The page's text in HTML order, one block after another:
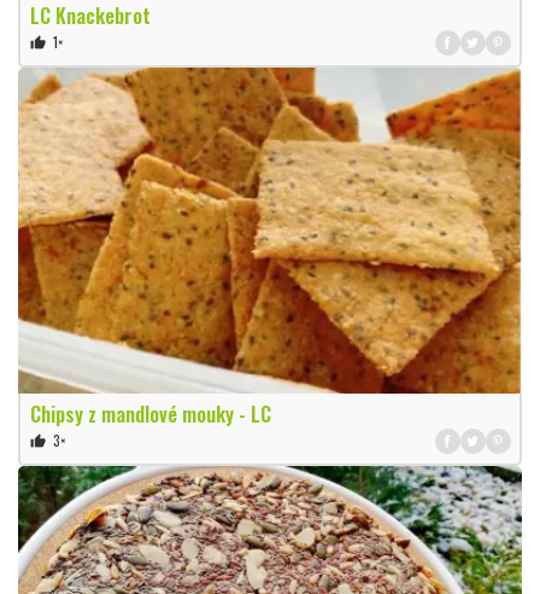
LC Knackebrot
thumb_up 1×
Chipsy z mandlové mouky - LC
thumb_up 3×